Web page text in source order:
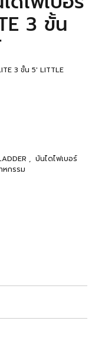
3 ขั้น
3 ขั้น 5' LITTLE
, บันไดไฟเบอร์
หกรรม